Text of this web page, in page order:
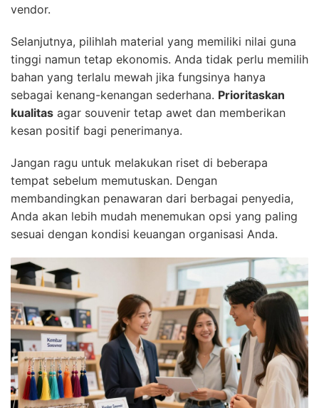
vendor.
Selanjutnya, pilihlah material yang memiliki nilai guna
tinggi namun tetap ekonomis. Anda tidak perlu memilih
bahan yang terlalu mewah jika fungsinya hanya
sebagai kenang-kenangan sederhana. Prioritaskan
kualitas agar souvenir tetap awet dan memberikan
kesan positif bagi penerimanya.
Jangan ragu untuk melakukan riset di beberapa
tempat sebelum memutuskan. Dengan
membandingkan penawaran dari berbagai penyedia,
Anda akan lebih mudah menemukan opsi yang paling
sesuai dengan kondisi keuangan organisasi Anda.